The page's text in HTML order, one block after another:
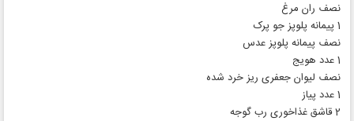
نصف ران مرغ
1 پیمانه پلوپز جو پرک
نصف پیمانه پلوپز عدس
1 عدد هویج
نصف لیوان جعفری ریز خرد شده
1 عدد پیاز
2 قاشق غذاخوری رب گوجه